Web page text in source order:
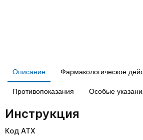
Описание Фармакологическое
Противопоказания Особые
Инструкция
Код АТХ